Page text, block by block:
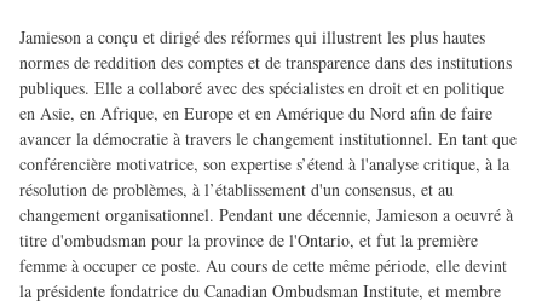
Jamieson a conçu et dirigé des réformes qui illustrent les plus hautes
normes de reddition des comptes et de transparence dans des institutions
publiques. Elle a collaboré avec des spécialistes en droit et en politique
en Asie, en Afrique, en Europe et en Amérique du Nord afin de faire
avancer la démocratie à travers le changement institutionnel. En tant que
conférencière motivatrice, son expertise s’étend à l'analyse critique, à la
résolution de problèmes, à l’établissement d'un consensus, et au
changement organisationnel. Pendant une décennie, Jamieson a oeuvré à
titre d'ombudsman pour la province de l'Ontario, et fut la première
femme à occuper ce poste. Au cours de cette même période, elle devint
la présidente fondatrice du Canadian Ombudsman Institute, et membre